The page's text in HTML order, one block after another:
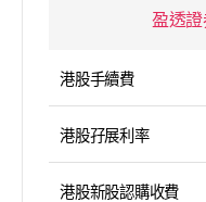
盈透
港股手續費
港股孖展利率
港股新股認購收費